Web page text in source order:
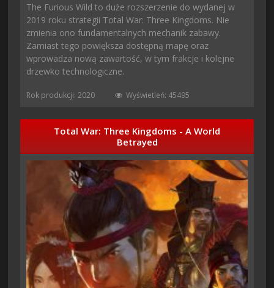
The Furious Wild to duże rozszerzenie do wydanej w
2019 roku strategii Total War: Three Kingdoms. Nie
zmienia ono fundamentalnych mechanik zabawy.
Zamiast tego powiększa dostępną mapę oraz
wprowadza nową zawartość, w tym frakcje i kolejne
drzewko technologiczne.
Rok produkcji: 2020 Wyświetleń: 45495
Total War: Three Kingdoms - A World
Betrayed